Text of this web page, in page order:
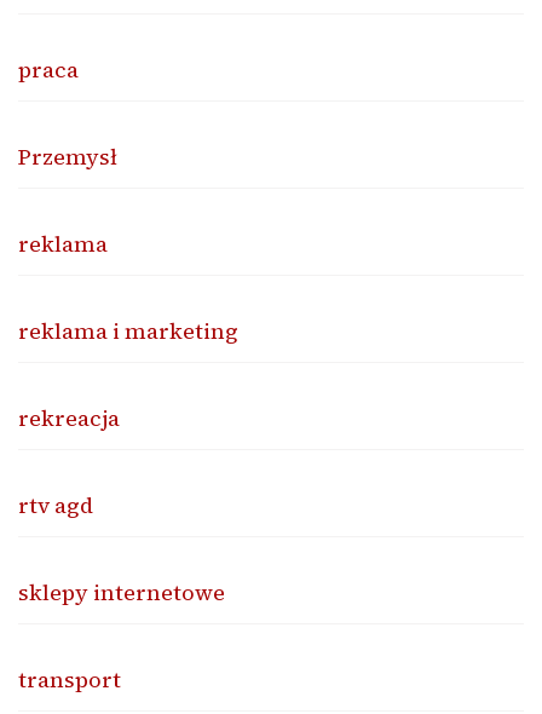
praca
Przemysł
reklama
reklama i marketing
rekreacja
rtv agd
sklepy internetowe
transport